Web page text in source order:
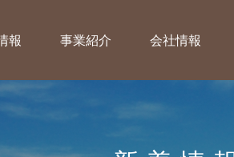
報 事業紹介 会社情報